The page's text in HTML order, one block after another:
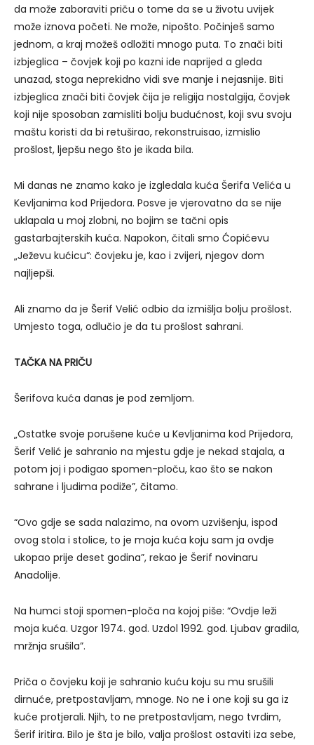
da može zaboraviti priču o tome da se u životu uvijek
može iznova početi. Ne može, nipošto. Počinješ samo
jednom, a kraj možeš odložiti mnogo puta. To znači biti
izbjeglica – čovjek koji po kazni ide naprijed a gleda
unazad, stoga neprekidno vidi sve manje i nejasnije. Biti
izbjeglica znači biti čovjek čija je religija nostalgija, čovjek
koji nije sposoban zamisliti bolju budućnost, koji svu svoju
maštu koristi da bi retuširao, rekonstruisao, izmislio
prošlost, ljepšu nego što je ikada bila.
Mi danas ne znamo kako je izgledala kuća Šerifa Velića u
Kevljanima kod Prijedora. Posve je vjerovatno da se nije
uklapala u moj zlobni, no bojim se tačni opis
gastarbajterskih kuća. Napokon, čitali smo Ćopićevu
„Ježevu kućicu“: čovjeku je, kao i zvijeri, njegov dom
najljepši.
Ali znamo da je Šerif Velić odbio da izmišlja bolju prošlost.
Umjesto toga, odlučio je da tu prošlost sahrani.
TAČKA NA PRIČU
Šerifova kuća danas je pod zemljom.
„Ostatke svoje porušene kuće u Kevljanima kod Prijedora,
Šerif Velić je sahranio na mjestu gdje je nekad stajala, a
potom joj i podigao spomen-ploču, kao što se nakon
sahrane i ljudima podiže”, čitamo.
“Ovo gdje se sada nalazimo, na ovom uzvišenju, ispod
ovog stola i stolice, to je moja kuća koju sam ja ovdje
ukopao prije deset godina”, rekao je Šerif novinaru
Anadolije.
Na humci stoji spomen-ploča na kojoj piše: “Ovdje leži
moja kuća. Uzgor 1974. god. Uzdol 1992. god. Ljubav gradila,
mržnja srušila”.
Priča o čovjeku koji je sahranio kuću koju su mu srušili
dirnuće, pretpostavljam, mnoge. No ne i one koji su ga iz
kuće protjerali. Njih, to ne pretpostavljam, nego tvrdim,
Šerif iritira. Bilo je šta je bilo, valja prošlost ostaviti iza sebe,